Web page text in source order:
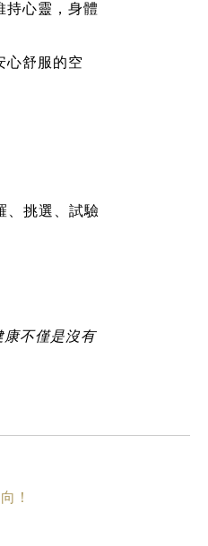
持心靈，身體
心舒服的空
、挑選、試驗
康不僅是沒有
！